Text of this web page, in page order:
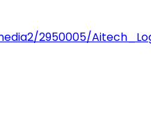
2950005/